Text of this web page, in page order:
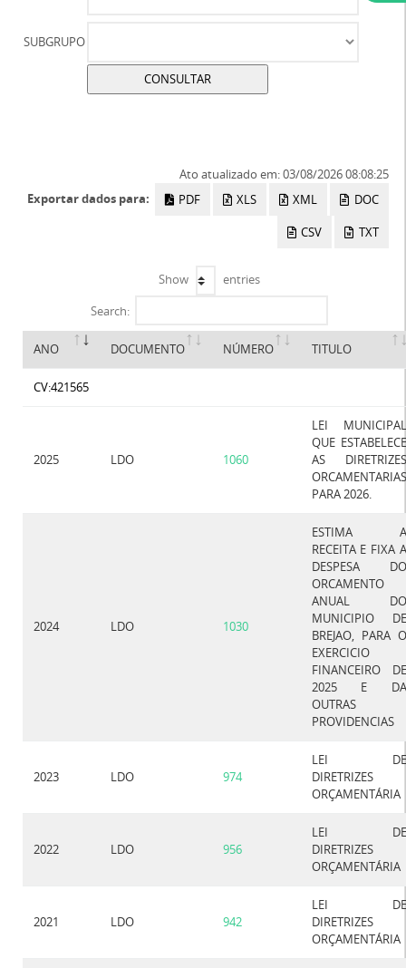
SUBGRUPO
Ato atualizado em: 03/08/2026 08:08:25
PDF XLS XML DOC
CSV TXT
Show
entries
Search:
ANO DOCUMENTO NÚMERO TITULO
CV:421565
2025 LDO 1060
LEI MUNICIPAL
QUE ESTABELECE
AS DIRETRIZES
ORCAMENTARIAS
PARA 2026.
2024 LDO 1030
ESTIMA A
RECEITA E FIXA A
DESPESA DO
ORCAMENTO
ANUAL DO
MUNICIPIO DE
BREJAO, PARA O
EXERCICIO
FINANCEIRO DE
2025 E DA
OUTRAS
PROVIDENCIAS
2023 LDO 974
LEI DE
DIRETRIZES
ORÇAMENTÁRIA
2022 LDO 956
LEI DE
DIRETRIZES
ORÇAMENTÁRIA
2021 LDO 942
LEI DE
DIRETRIZES
ORÇAMENTÁRIA